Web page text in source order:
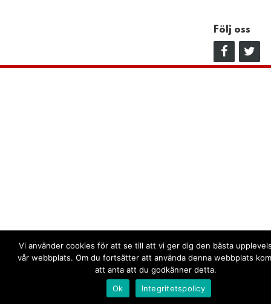
Följ oss
Vi använder cookies för att se till att vi ger dig den bästa
vår webbplats. Om du fortsätter att använda denna webbplats
att anta att du godkänner detta.
Ok
Integritetspolicy